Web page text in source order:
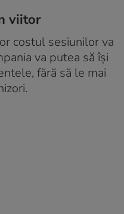
viitor
costul sesiunilor va
va putea să își
fără să le mai